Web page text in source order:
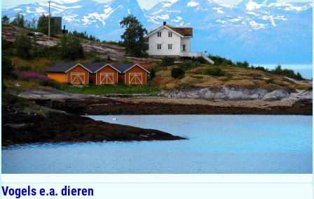
Vogels e.a. dieren